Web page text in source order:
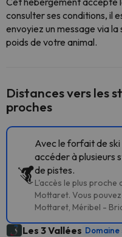
consulter ses conditions, il
envoyiez un message via la
poids de votre animal.
Distances vers les
proches
Avec le forfait de ski
accéder à plusieurs
de pistes.
L'accès le plus
Mottaret. Vous
Mottaret, Méribel -
Les 3 Vallées Domaine